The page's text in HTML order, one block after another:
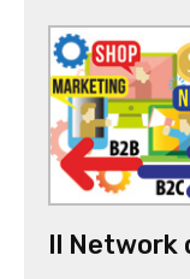
Il Network